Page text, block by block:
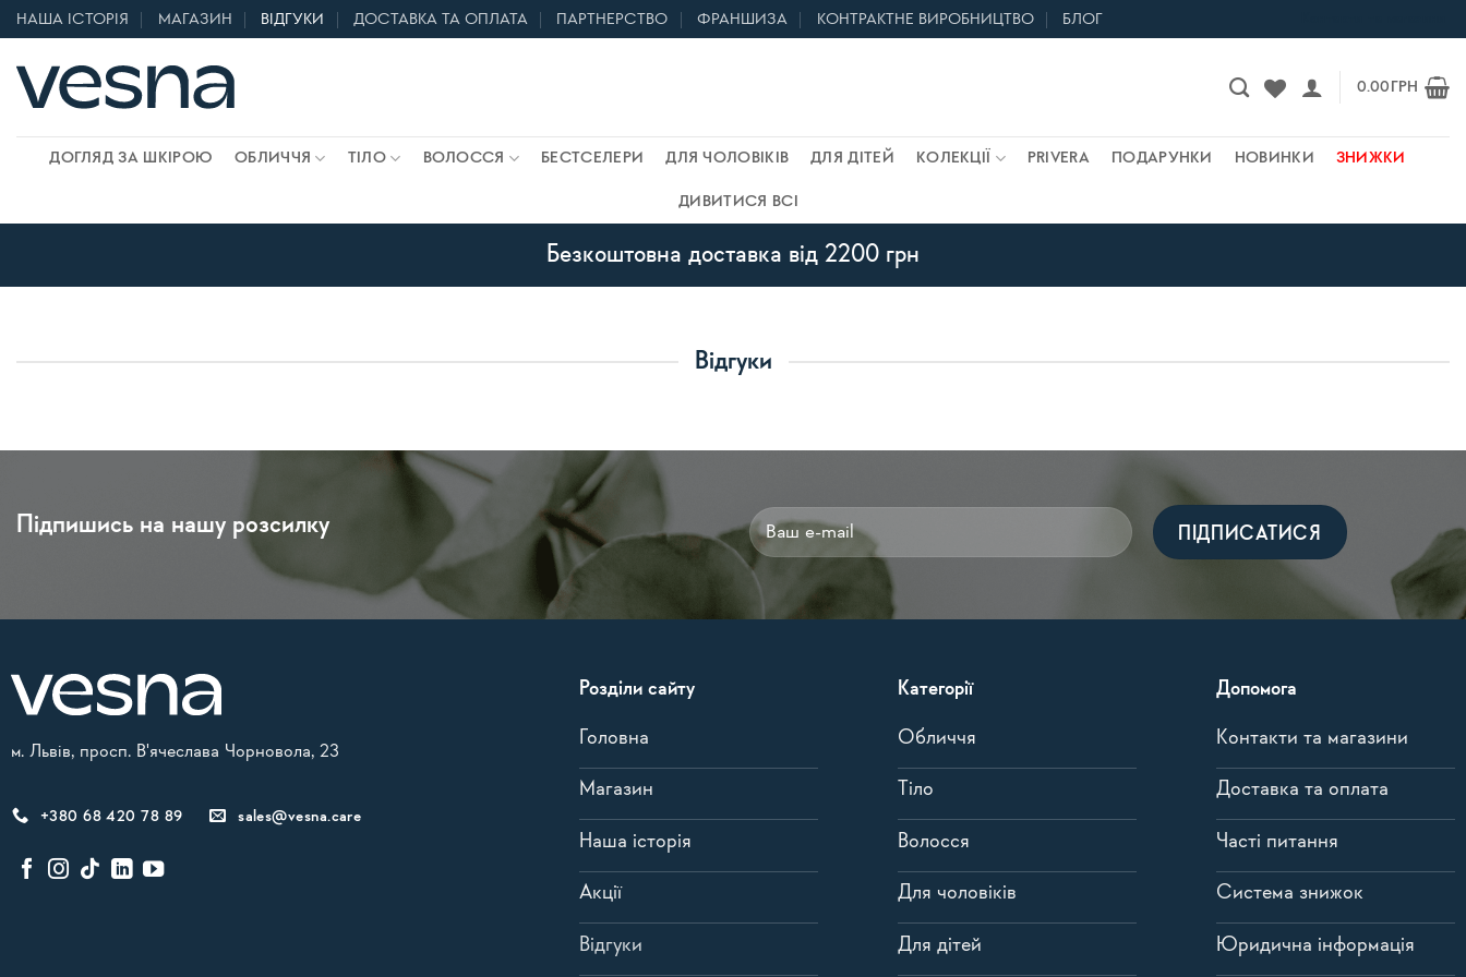
Skip
content
НАША ІСТОРІЯ МАГАЗИН ВІДГУКИ ДОСТАВКА ТА ОПЛАТА ПАРТНЕРСТВО ФРАНШИЗА КОНТРАКТНЕ ВИРОБНИЦТВО БЛОГ
0.00 ГРН
ДОГЛЯД ЗА ШКІРОЮ ОБЛИЧЧЯ ТІЛО ВОЛОССЯ БЕСТСЕЛЕРИ ДЛЯ ЧОЛОВІКІВ ДЛЯ ДІТЕЙ КОЛЕКЦІЇ PRIVERA ПОДАРУНКИ НОВИНКИ ЗНИЖКИ
ДИВИТИСЯ ВСІ
Безкоштовна доставка від 2200 грн
Відгуки
Підпишись на нашу розсилку
Alternative:
м. Львів, просп. В'ячеслава Чорновола, 23
+380 68 420 78 89 sales@vesna.care
Розділи сайту
Головна
Магазин
Наша історія
Акції
Відгуки
Категорії
Обличчя
Тіло
Волосся
Для чоловіків
Для дітей
Допомога
Контакти та магазини
Доставка та оплата
Часті питання
Система знижок
Юридична інформація